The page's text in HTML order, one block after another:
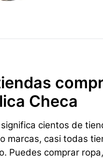
Checa
significa cientos de
marcas, casi todas
Puedes comprar